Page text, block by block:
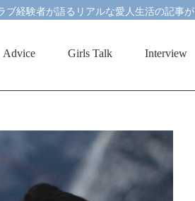
経験者が語るリアルな愛人生活の記事が
Advice Girls Talk Interview